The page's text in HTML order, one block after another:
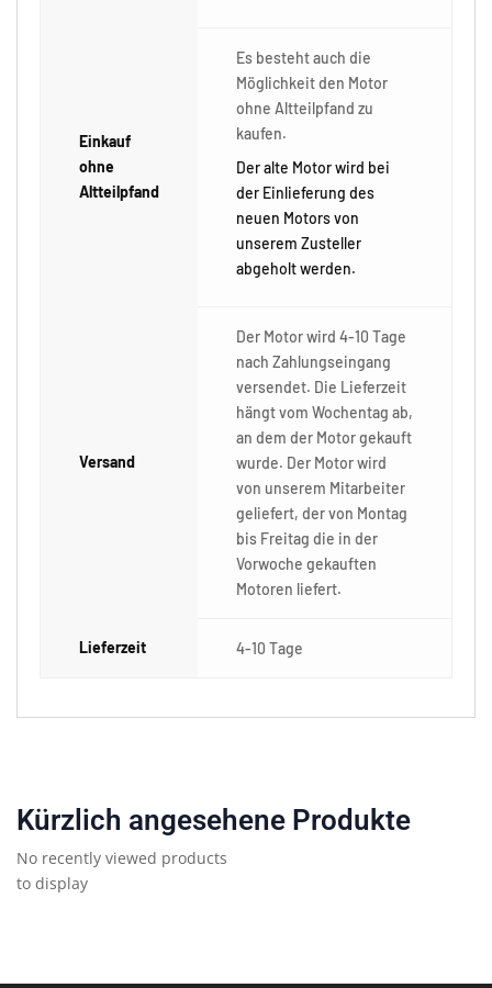
Einkauf
ohne
Altteilpfand
Es besteht auch die
Möglichkeit den Motor
ohne Altteilpfand zu
kaufen.
Der alte Motor wird bei
der Einlieferung des
neuen Motors von
unserem Zusteller
abgeholt werden.
Versand
Der Motor wird 4-10 Tage
nach Zahlungseingang
versendet. Die Lieferzeit
hängt vom Wochentag ab,
an dem der Motor gekauft
wurde. Der Motor wird
von unserem Mitarbeiter
geliefert, der von Montag
bis Freitag die in der
Vorwoche gekauften
Motoren liefert.
Lieferzeit 4-10 Tage
Kürzlich angesehene Produkte
No recently viewed products
to display